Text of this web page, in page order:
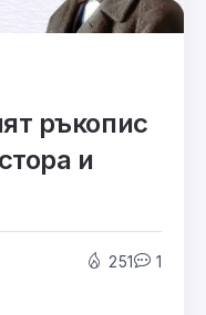
ръкопис
и
251 1